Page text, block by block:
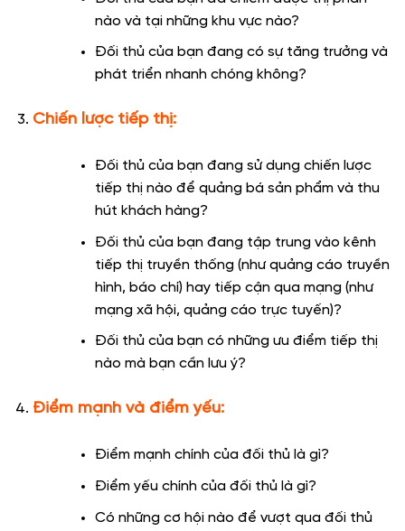
nào và tại những khu vực nào?
Đối thủ của bạn đang có sự tăng trưởng và
phát triển nhanh chóng không?
Chiến lược tiếp thị:
Đối thủ của bạn đang sử dụng chiến lược
tiếp thị nào để quảng bá sản phẩm và thu
hút khách hàng?
Đối thủ của bạn đang tập trung vào kênh
tiếp thị truyền thống (như quảng cáo truyền
hình, báo chí) hay tiếp cận qua mạng (như
mạng xã hội, quảng cáo trực tuyến)?
Đối thủ của bạn có những ưu điểm tiếp thị
nào mà bạn cần lưu ý?
Điểm mạnh và điểm yếu:
Điểm mạnh chính của đối thủ là gì?
Điểm yếu chính của đối thủ là gì?
Có những cơ hội nào để vượt qua đối thủ